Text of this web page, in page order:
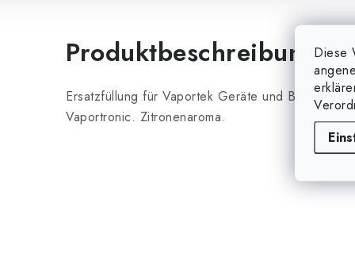
Diese
Produktbeschreibung
Ersatzfüllung für Vaportek Geräte und Behälter.
Vaportronic. Zitronenaroma.